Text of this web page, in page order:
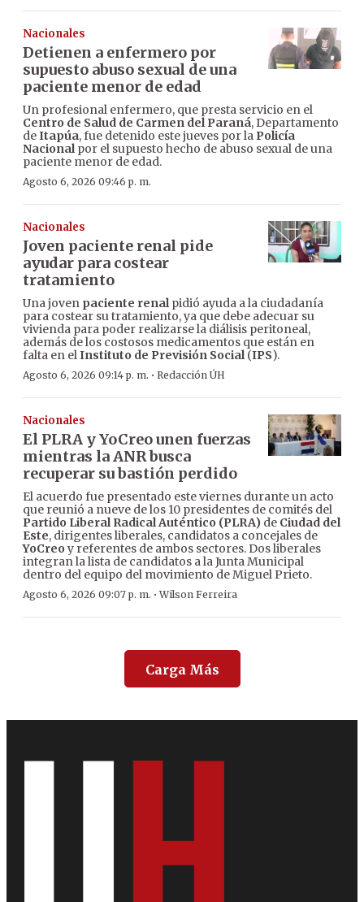
Nacionales
Detienen a enfermero por
supuesto abuso sexual de una
paciente menor de edad
Un profesional enfermero, que presta servicio en el
Centro de Salud de Carmen del Paraná, Departamento
deItapúa, fue detenido este jueves por la Policía
Nacionalpor el supuesto hecho de abuso sexual de una
paciente menor de edad.
Agosto 6, 2026 09:46 p. m.
Nacionales
Joven paciente renal pide
ayudar para costear
tratamiento
Una joven paciente renalpidió ayuda a la ciudadanía
para costear su tratamiento, ya que debe adecuar su
vivienda para poder realizarse la diálisis peritoneal,
además de los costosos medicamentos que están en
falta en elInstituto de Previsión Social(IPS).
Agosto 6, 2026 09:14 p. m. · Redacción ÚH
Nacionales
El PLRA y YoCreo unen fuerzas
mientras la ANR busca
recuperar su bastión perdido
El acuerdo fue presentado este viernes durante un acto
que reunió a nueve de los 10 presidentes de comités del
Partido Liberal Radical Auténtico (PLRA) de Ciudad del
Este, dirigentes liberales, candidatos a concejales de
YoCreo y referentes de ambos sectores. Dos liberales
integran la lista de candidatos a la Junta Municipal
dentro del equipo del movimiento de Miguel Prieto.
Agosto 6, 2026 09:07 p. m. ·Wilson Ferreira
Carga Más